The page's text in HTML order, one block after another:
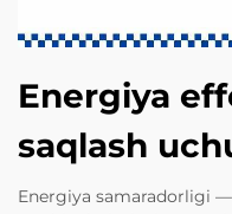
Energiya
saqlash
Energiya samaradorligi